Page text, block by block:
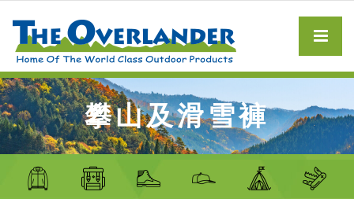
攀山及滑雪褲